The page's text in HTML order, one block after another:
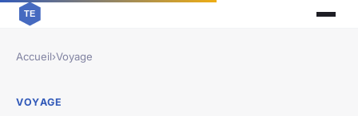
Accueil›Voyage
VOYAGE